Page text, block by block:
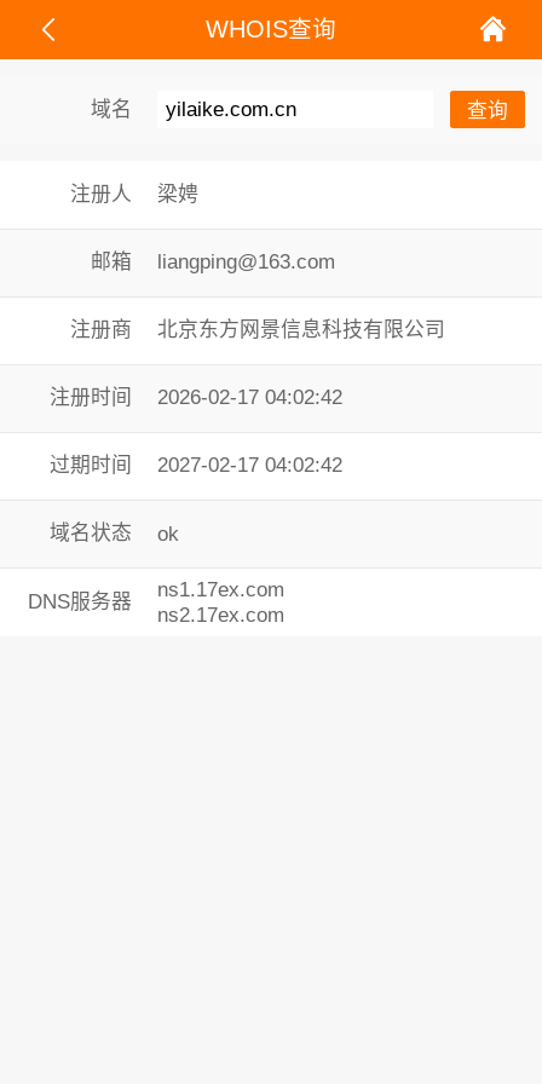
WHOIS查询
域名
注册人 梁娉
邮箱 liangping@163.com
注册商 北京东方网景信息科技有限公司
注册时间 2026-02-17 04:02:42
过期时间 2027-02-17 04:02:42
域名状态 ok
DNS服务器
ns1.17ex.com
ns2.17ex.com